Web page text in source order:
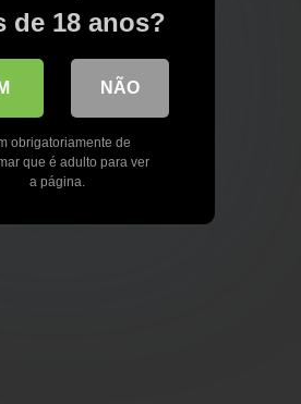
de 18 anos?
NÃO
obrigatoriamente de
que é adulto para ver
a página.